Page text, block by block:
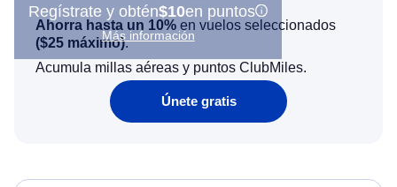
Regístrate y obtén$10en puntos
Más información
Ahorra hasta un 10% en vuelos seleccionados
($25 máximo).
Acumula millas aéreas y puntos ClubMiles.
Únete gratis